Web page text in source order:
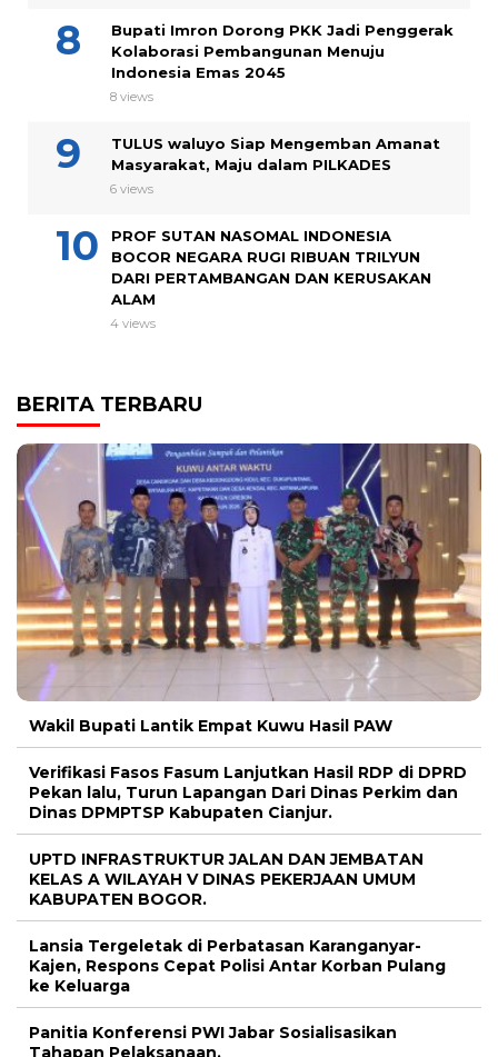
Bupati Imron Dorong PKK Jadi Penggerak
Kolaborasi Pembangunan Menuju
Indonesia Emas 2045
8 views
TULUS waluyo Siap Mengemban Amanat
Masyarakat, Maju dalam PILKADES
6 views
PROF SUTAN NASOMAL INDONESIA
BOCOR NEGARA RUGI RIBUAN TRILYUN
DARI PERTAMBANGAN DAN KERUSAKAN
ALAM
4 views
BERITA TERBARU
Wakil Bupati Lantik Empat Kuwu Hasil PAW
Verifikasi Fasos Fasum Lanjutkan Hasil RDP di DPRD
Pekan lalu, Turun Lapangan Dari Dinas Perkim dan
Dinas DPMPTSP Kabupaten Cianjur.
UPTD INFRASTRUKTUR JALAN DAN JEMBATAN
KELAS A WILAYAH V DINAS PEKERJAAN UMUM
KABUPATEN BOGOR.
Lansia Tergeletak di Perbatasan Karanganyar-
Kajen, Respons Cepat Polisi Antar Korban Pulang
ke Keluarga
Panitia Konferensi PWI Jabar Sosialisasikan
Tahapan Pelaksanaan.